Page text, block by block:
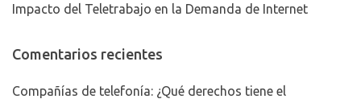
Impacto del Teletrabajo en la Demanda de Internet
Comentarios recientes
Compañías de telefonía: ¿Qué derechos tiene el